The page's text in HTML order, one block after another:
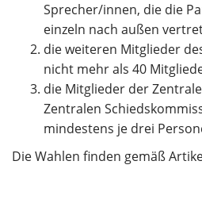
Sprecher/innen, die die
einzeln nach außen
die weiteren Mitglieder
nicht mehr als 40
die Mitglieder der
Zentralen
mindestens je drei
Die Wahlen finden gemäß